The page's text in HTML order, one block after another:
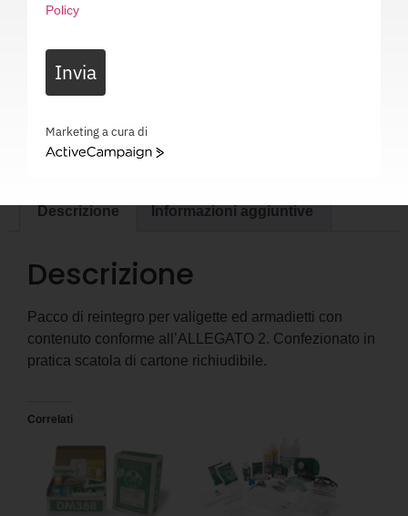
PACCO MEDICAZIONE
ALL.2
PACCO MEDICAZIONE ALL.2 – REINTEGRI – 12281
Descrizione Informazioni aggiuntive
Descrizione
Pacco di reintegro per valigette ed armadietti con
contenuto conforme all’ALLEGATO 2. Confezionato in
pratica scatola di cartone richiudibile.
Correlati
Policy
Invia
Marketing a cura di
ActiveCampaign